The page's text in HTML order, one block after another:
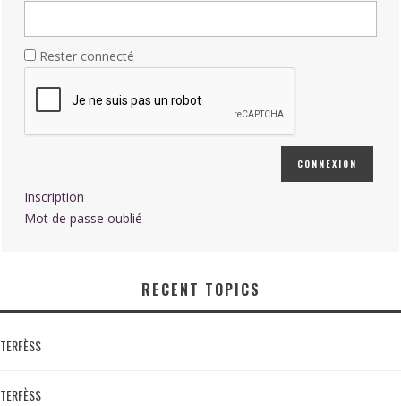
Rester connecté
CONNEXION
Inscription
Mot de passe oublié
RECENT TOPICS
TERFÈSS
TERFÈSS